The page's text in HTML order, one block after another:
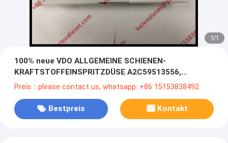
1/1
100% neue VDO ALLGEMEINE SCHIENEN-
KRAFTSTOFFEINSPRITZDÜSE A2C59513556,
5WS40677, 50274V05 für CITROEN, PEUGEOT, FORD,
Preis：please contact us, whatsapp: +86 15153838492
Bestpreis Kontakt